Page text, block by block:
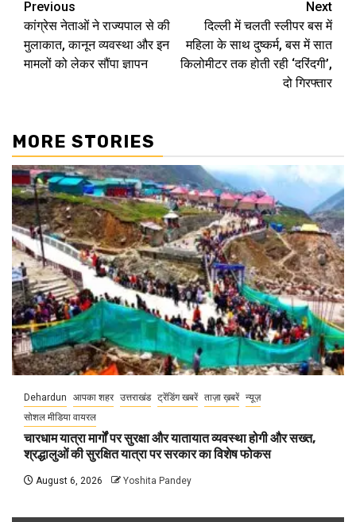
Continue
Reading
Previous
कांग्रेस नेताओं ने राज्यपाल से की
मुलाकात, कानून व्यवस्था और इन
मामलों को लेकर सौंपा ज्ञापन
Next
दिल्ली में चलती स्लीपर बस में
महिला के साथ दुष्कर्म, बस में सात
किलोमीटर तक होती रही ‘दरिंदगी’,
दो गिरफ्तार
MORE STORIES
Dehardun आपका शहर उत्तराखंड ट्रेंडिंग खबरें ताज़ा ख़बरें न्यूज़
सोशल मीडिया वायरल
चारधाम यात्रा मार्गों पर सुरक्षा और यातायात व्यवस्था होगी और सख्त,
श्रद्धालुओं की सुरक्षित यात्रा पर सरकार का विशेष फोकस
August 6, 2026 Yoshita Pandey